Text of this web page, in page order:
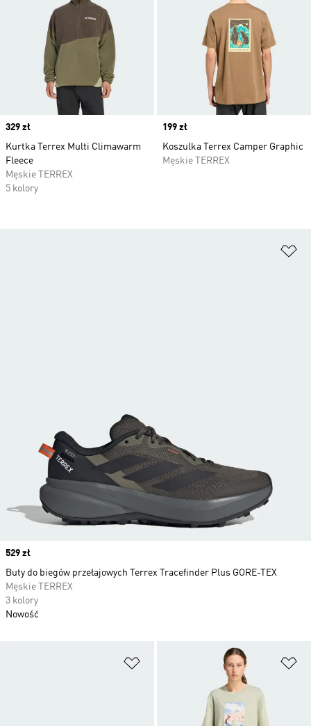
Price
329 zł
Kurtka Terrex Multi Climawarm
Fleece
Męskie TERREX
5 kolory
Price
199 zł
Koszulka Terrex Camper Graphic
Męskie TERREX
Dodaj do listy życzeń
Price
529 zł
Buty do biegów przełajowych Terrex Tracefinder Plus GORE-TEX
Męskie TERREX
3 kolory
Nowość